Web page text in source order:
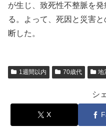
が生じ、致死性不整脈を
る。よって、死因と災害
断した。
1週間以内 70歳代 地
シ
X